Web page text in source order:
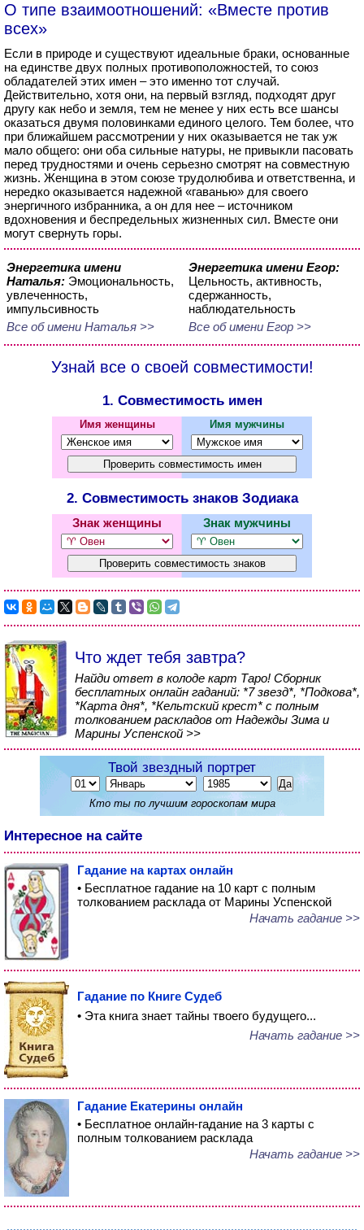
О типе взаимоотношений: «Вместе против
всех»
Если в природе и существуют идеальные браки, основанные
на единстве двух полных противоположностей, то союз
обладателей этих имен – это именно тот случай.
Действительно, хотя они, на первый взгляд, подходят друг
другу как небо и земля, тем не менее у них есть все шансы
оказаться двумя половинками единого целого. Тем более, что
при ближайшем рассмотрении у них оказывается не так уж
мало общего: они оба сильные натуры, не привыкли пасовать
перед трудностями и очень серьезно смотрят на совместную
жизнь. Женщина в этом союзе трудолюбива и ответственна, и
нередко оказывается надежной «гаванью» для своего
энергичного избранника, а он для нее – источником
вдохновения и беспредельных жизненных сил. Вместе они
могут свернуть горы.
Энергетика имени
Наталья: Эмоциональность,
увлеченность,
импульсивность
Все об имени Наталья >>
Энергетика имени Егор:
Цельность, активность,
сдержанность,
наблюдательность
Все об имени Егор >>
Узнай все о своей совместимости!
1. Совместимость имен
Имя женщины Имя мужчины
2. Совместимость знаков Зодиака
Знак женщины Знак мужчины
Что ждет тебя завтра?
Найди ответ в колоде карт Таро! Сборник
бесплатных онлайн гаданий: *7 звезд*, *Подкова*,
*Карта дня*, *Кельтский крест* с полным
толкованием раскладов от Надежды Зима и
Марины Успенской >>
Твой звездный портрет
Кто ты по лучшим гороскопам мира
Интересное на сайте
Гадание на картах онлайн
• Бесплатное гадание на 10 карт с полным
толкованием расклада от Марины Успенской
Начать гадание >>
Гадание по Книге Судеб
• Эта книга знает тайны твоего будущего...
Начать гадание >>
Гадание Екатерины онлайн
• Бесплатное онлайн-гадание на 3 карты с
полным толкованием расклада
Начать гадание >>